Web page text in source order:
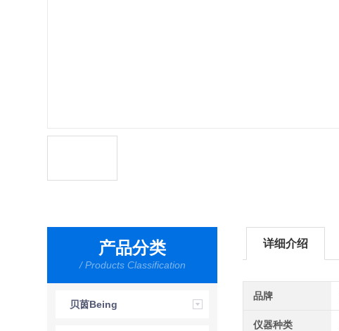
产品分类
/ Products Classification
贝茵Being
详细介绍
品牌
仪器种类